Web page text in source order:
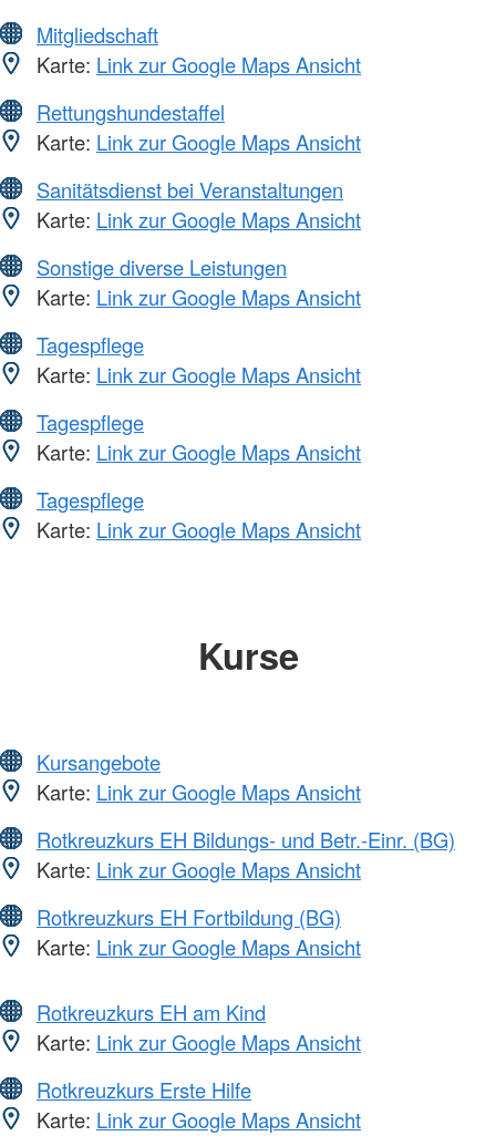
Mitgliedschaft
Karte: Link zur Google Maps Ansicht
Rettungshundestaffel
Karte: Link zur Google Maps Ansicht
Sanitätsdienst bei Veranstaltungen
Karte: Link zur Google Maps Ansicht
Sonstige diverse Leistungen
Karte: Link zur Google Maps Ansicht
Tagespflege
Karte: Link zur Google Maps Ansicht
Tagespflege
Karte: Link zur Google Maps Ansicht
Tagespflege
Karte: Link zur Google Maps Ansicht
Kurse
Kursangebote
Karte: Link zur Google Maps Ansicht
Rotkreuzkurs EH Bildungs- und Betr.-Einr. (BG)
Karte: Link zur Google Maps Ansicht
Rotkreuzkurs EH Fortbildung (BG)
Karte: Link zur Google Maps Ansicht
Rotkreuzkurs EH am Kind
Karte: Link zur Google Maps Ansicht
Rotkreuzkurs Erste Hilfe
Karte: Link zur Google Maps Ansicht